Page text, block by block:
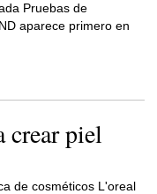
Pruebas de
aparece primero en
crear piel
de cosméticos L'oreal